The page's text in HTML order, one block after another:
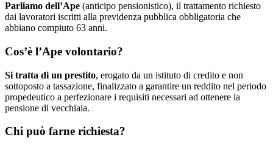
Parliamo dell’Ape (anticipo pensionistico), il trattamento richiesto
dai lavoratori iscritti alla previdenza pubblica obbligatoria che
abbiano compiuto 63 anni.
Cos’è l’Ape volontario?
Si tratta di un prestito, erogato da un istituto di credito e non
sottoposto a tassazione, finalizzato a garantire un reddito nel periodo
propedeutico a perfezionare i requisiti necessari ad ottenere la
pensione di vecchiaia.
Chi può farne richiesta?